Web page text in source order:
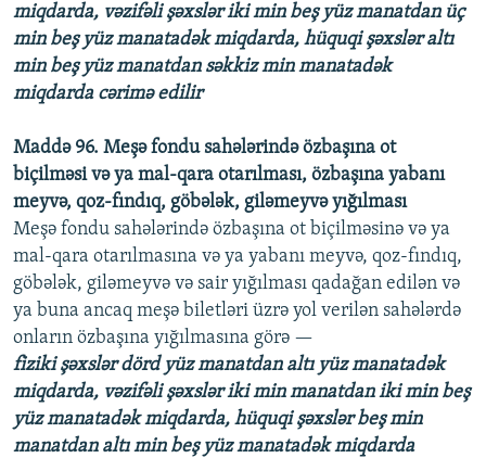
miqdarda, vəzifəli şəxslər iki min beş yüz manatdan üç
min beş yüz manatadək miqdarda, hüquqi şəxslər altı
min beş yüz manatdan səkkiz min manatadək
miqdarda cərimə edilir
Maddə 96. Meşə fondu sahələrində özbaşına ot
biçilməsi və ya mal-qara otarılması, özbaşına yabanı
meyvə, qoz-fındıq, göbələk, giləmeyvə yığılması
Meşə fondu sahələrində özbaşına ot biçilməsinə və ya
mal-qara otarılmasına və ya yabanı meyvə, qoz-fındıq,
göbələk, giləmeyvə və sair yığılması qadağan edilən və
ya buna ancaq meşə biletləri üzrə yol verilən sahələrdə
onların özbaşına yığılmasına görə —
fiziki şəxslər dörd yüz manatdan altı yüz manatadək
miqdarda, vəzifəli şəxslər iki min manatdan iki min beş
yüz manatadək miqdarda, hüquqi şəxslər beş min
manatdan altı min beş yüz manatadək miqdarda